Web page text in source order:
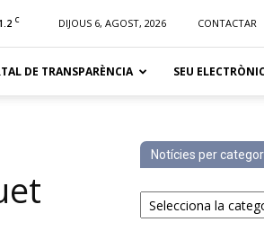
C DIJOUS 6, AGOST, 2026 CONTACTAR
DE TRANSPARÈNCIA SEU
Notícies per
Notícies
per